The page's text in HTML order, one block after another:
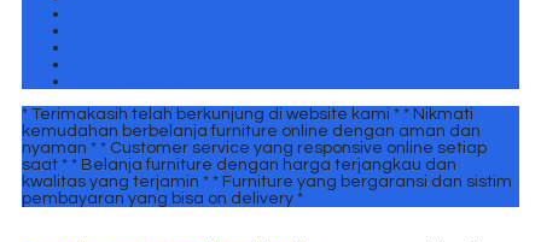
* Terimakasih telah berkunjung di website kami * * Nikmati
kemudahan berbelanja furniture online dengan aman dan
nyaman * * Customer service yang responsive online setiap
saat * * Belanja furniture dengan harga terjangkau dan
kwalitas yang terjamin * * Furniture yang bergaransi dan sistim
pembayaran yang bisa on delivery *